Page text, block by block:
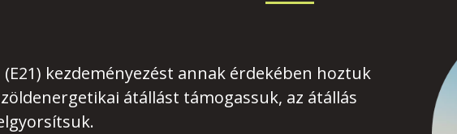
(E21) kezdeményezést annak érdekében hoztuk
átállást támogassuk, az átállás